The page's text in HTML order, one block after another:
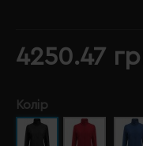
4250.47
Колір